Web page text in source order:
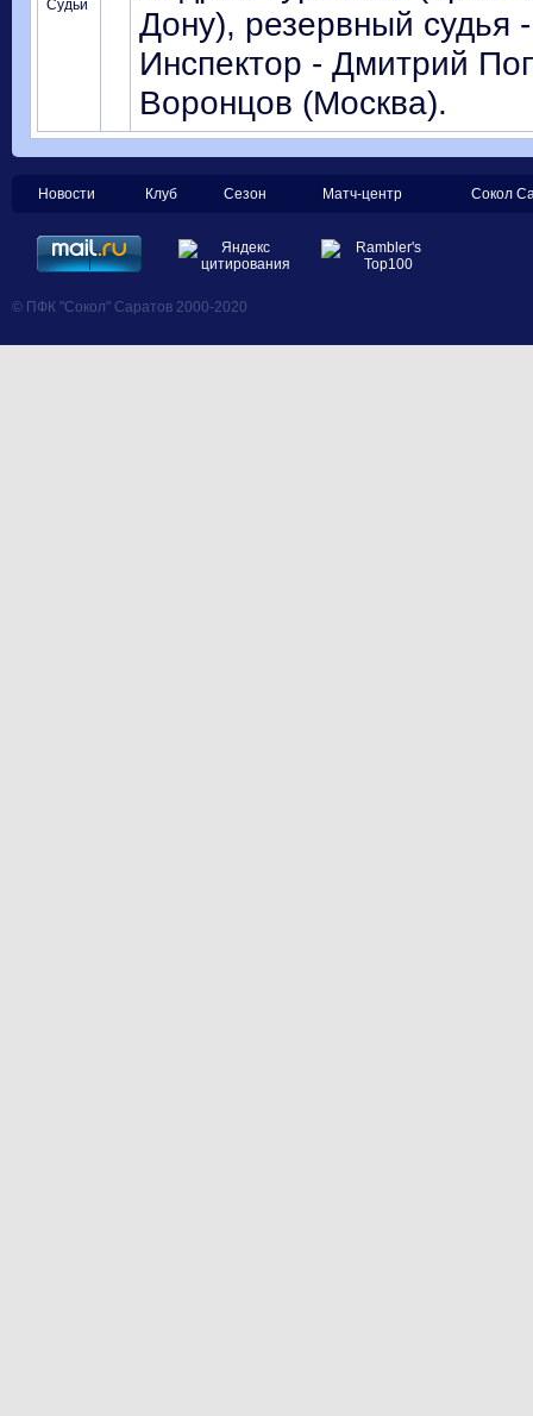
Судьи
Дону), резервный
Инспектор - Дмитрий
Воронцов (Москва).
Новости Клуб Сезон Матч-центр Сокол
© ПФК "Сокол" Саратов 2000-2020